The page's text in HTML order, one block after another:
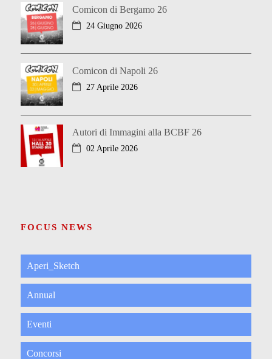
Comicon di Bergamo 26
24 Giugno 2026
Comicon di Napoli 26
27 Aprile 2026
Autori di Immagini alla BCBF 26
02 Aprile 2026
FOCUS NEWS
Aperi_Sketch
Annual
Eventi
Concorsi